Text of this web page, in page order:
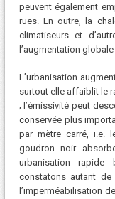
peuvent également
rues. En outre, la
climatiseurs et
l’augmentation globale
L’urbanisation
surtout elle affaiblit le
; l’émissivité peut
conservée plus
par mètre carré, i.e.
goudron noir
urbanisation
constatons autant
l’imperméabilisation